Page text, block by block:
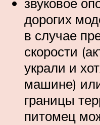
дорогих
в случае
скорости
украли и
машине)
границы
питомец